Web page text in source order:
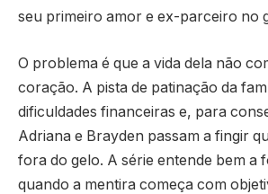
seu primeiro amor e ex-parceiro no
O problema é que a vida dela não
coração. A pista de patinação da
dificuldades financeiras e, para
Adriana e Brayden passam a fingir
fora do gelo. A série entende bem a
quando a mentira começa com